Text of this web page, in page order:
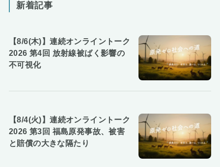
新着記事
【8/6(木)】連続オンライントーク
2026 第4回 放射線被ばく影響の
不可視化
【8/4(火)】連続オンライントーク
2026 第3回 福島原発事故、被害
と賠償の大きな隔たり